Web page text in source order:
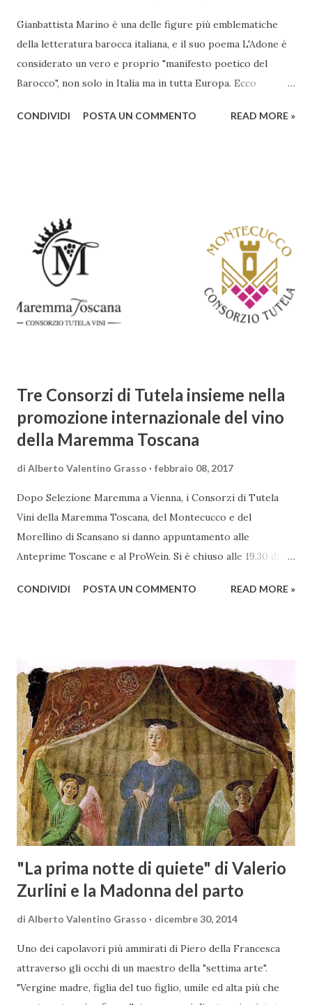
Gianbattista Marino è una delle figure più emblematiche
della letteratura barocca italiana, e il suo poema L'Adone è
considerato un vero e proprio "manifesto poetico del
Barocco", non solo in Italia ma in tutta Europa. Ecco
rendono un'opera fondamentale per il periodo. Marino fu
abbracciando invece i principi del Barocco: l'arte come
meraviglia, l'ostentazione della tecnica e la ricerca del
sorprendente. Marino visse in un'epoca di grandi
cambiamenti culturali e sociali, e la sua opera riflette questa
complessità. L'Adone è un poema epico-mitologico in 20
canti, composto da oltre 40.000 versi. Narra la storia
CONDIVIDI POSTA UN COMMENTO READ MORE »
Tre Consorzi di Tutela insieme nella
promozione internazionale del vino
della Maremma Toscana
di Alberto Valentino Grasso febbraio 08, 2017
Dopo Selezione Maremma a Vienna, i Consorzi di Tutela
Vini della Maremma Toscana, del Montecucco e del
Morellino di Scansano si danno appuntamento alle
Anteprime Toscane e al ProWein. Si è chiuso alle 19.30 di
presso l’Hotel Regina di Vienna dalla società Wein & Kultur,
territorio maremmano: Consorzio Tutela Vini della
Maremma Toscana, del Montecucco e del Morellino di
Scansano. Scopo dell’iniziativa è stato quello di promuovere
le eccellenze vitivinicole della regione in Austria, un
mercato dove il potenziale di crescita è ancora molto alto,
assistendo i produttori nella creazione di contatti
commerciali con gli operatori locali. Gli organizzatori
dell’evento, Christian Bauer, austriaco ed esperto di vini e
conoscitore dei mercati di lingua tedes...
CONDIVIDI POSTA UN COMMENTO READ MORE »
"La prima notte di quiete" di Valerio
Zurlini e la Madonna del parto
di Alberto Valentino Grasso dicembre 30, 2014
Uno dei capolavori più ammirati di Piero della Francesca
attraverso gli occhi di un maestro della "settima arte".
"Vergine madre, figlia del tuo figlio, umile ed alta più che